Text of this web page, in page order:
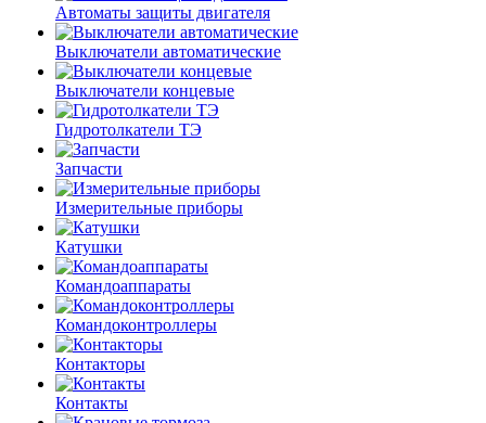
Автоматы защиты двигателя
Выключатели автоматические
Выключатели концевые
Гидротолкатели ТЭ
Запчасти
Измерительные приборы
Катушки
Командоаппараты
Командоконтроллеры
Контакторы
Контакты